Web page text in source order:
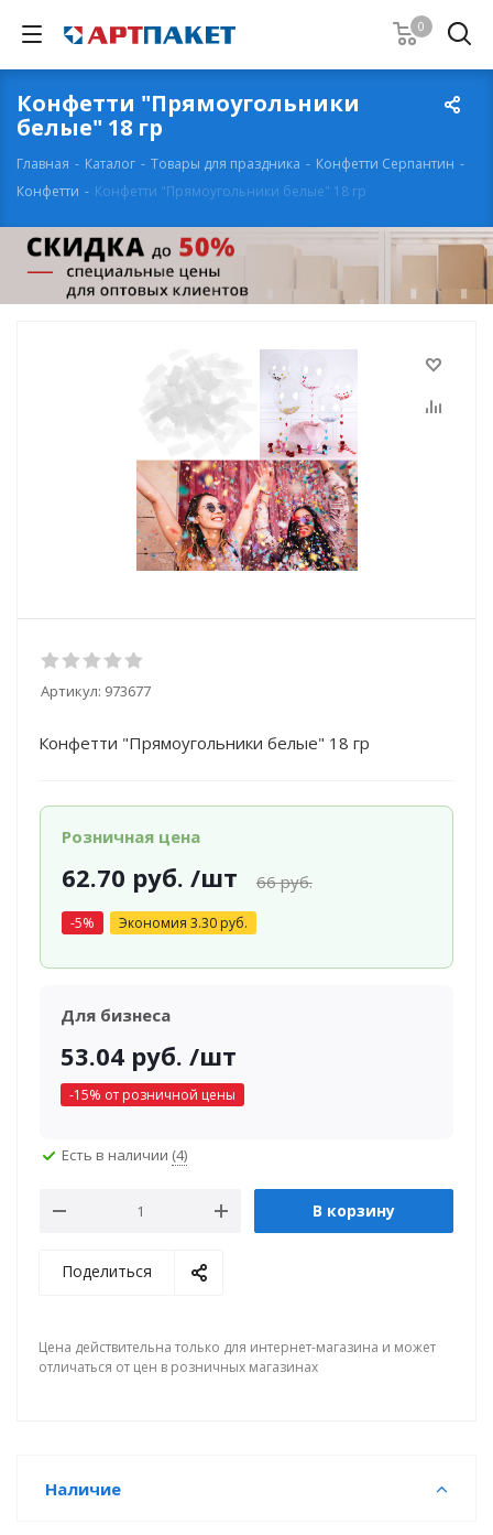
0
Конфетти "Прямоугольники
белые" 18 гр
Главная - Каталог - Товары для праздника - Конфетти Серпантин -
Конфетти - Конфетти "Прямоугольники белые" 18 гр
Артикул: 973677
Конфетти "Прямоугольники белые" 18 гр
Розничная цена
62.70 руб. /шт 66руб.
-5% Экономия 3.30руб.
Для бизнеса
53.04 руб. /шт
-15% от розничной цены
Есть в наличии (4)
В корзину
Поделиться
Цена действительна только для интернет-магазина и может
отличаться от цен в розничных магазинах
Наличие